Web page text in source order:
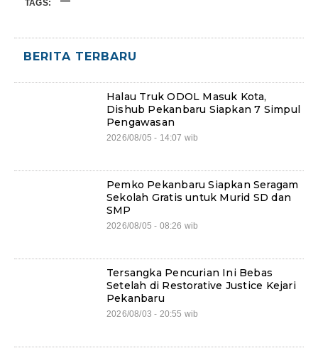
TAGS:
BERITA TERBARU
Halau Truk ODOL Masuk Kota,
Dishub Pekanbaru Siapkan 7 Simpul
Pengawasan
2026/08/05 - 14:07 wib
Pemko Pekanbaru Siapkan Seragam
Sekolah Gratis untuk Murid SD dan
SMP
2026/08/05 - 08:26 wib
Tersangka Pencurian Ini Bebas
Setelah di Restorative Justice Kejari
Pekanbaru
2026/08/03 - 20:55 wib